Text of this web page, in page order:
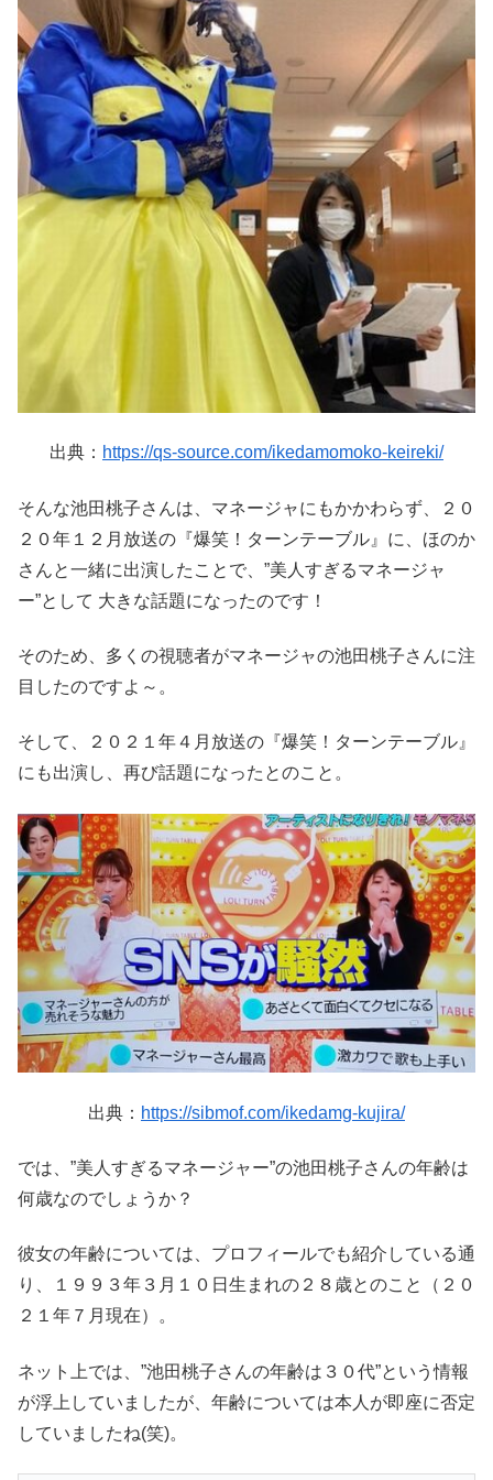
出典： https://qs-source.com/ikedamomoko-keireki/
そんな池田桃子さんは、マネージャにもかかわらず、２０
２０年１２月放送の『爆笑！ターンテーブル』に、ほのか
さんと一緒に出演したことで、”美人すぎるマネージャ
ー”として 大きな話題になったのです！
そのため、多くの視聴者がマネージャの池田桃子さんに注
目したのですよ～。
そして、２０２１年４月放送の『爆笑！ターンテーブル』
にも出演し、再び話題になったとのこと。
出典： https://sibmof.com/ikedamg-kujira/
では、”美人すぎるマネージャー”の池田桃子さんの年齢は
何歳なのでしょうか？
彼女の年齢については、プロフィールでも紹介している通
り、１９９３年３月１０日生まれの２８歳とのこと（２０
２１年７月現在）。
ネット上では、”池田桃子さんの年齢は３０代”という情報
が浮上していましたが、年齢については本人が即座に否定
していましたね(笑)。